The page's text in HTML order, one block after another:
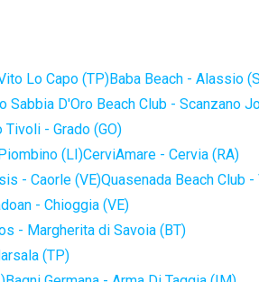
Lo Capo (TP)Baba Beach - Alassio
Sabbia D'Oro Beach Club - Scanzano
Tivoli - Grado (GO)
(LI)CerviAmare - Cervia (RA)
- Caorle (VE)Quasenada Beach Club
- Chioggia (VE)
- Margherita di Savoia (BT)
(TP)